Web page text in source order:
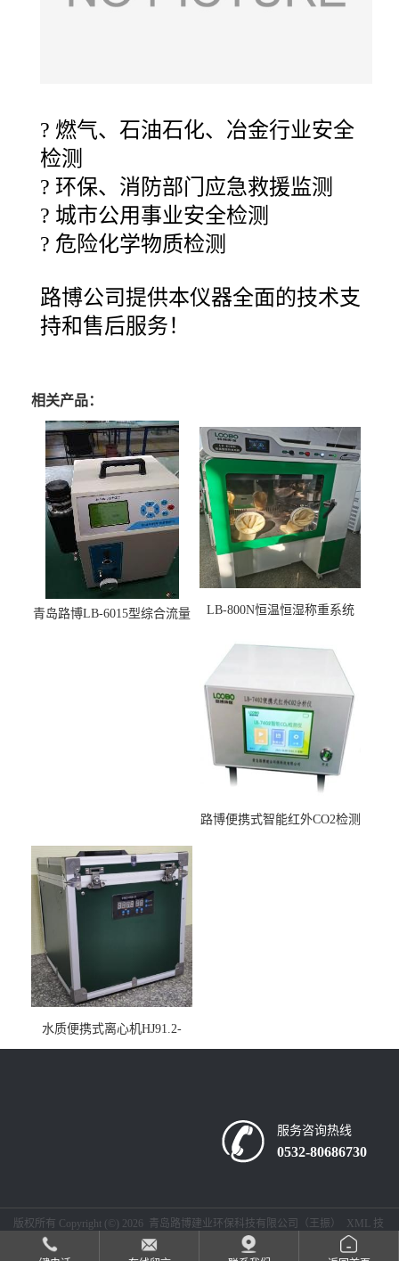
? 燃气、石油石化、冶金行业安全
检测
? 环保、消防部门应急救援监测
? 城市公用事业安全检测
? 危险化学物质检测
路博公司提供本仪器全面的技术支
持和售后服务！
相关产品：
青岛路博LB-6015型综合流量
LB-800N恒温恒湿称重系统
路博便携式智能红外CO2检测
水质便携式离心机HJ91.2-
2022地表水总磷监测内置有
服务咨询热线
0532-80686730
版权所有 Copyright (©) 2026 青岛路博建业环保科技有限公司（王振） XML 技
术支持：
食品商务网